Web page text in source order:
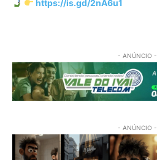
https://is.gd/2nA6u1
- ANÚNCIO -
- ANÚNCIO -